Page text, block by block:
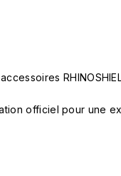
officiel pour une